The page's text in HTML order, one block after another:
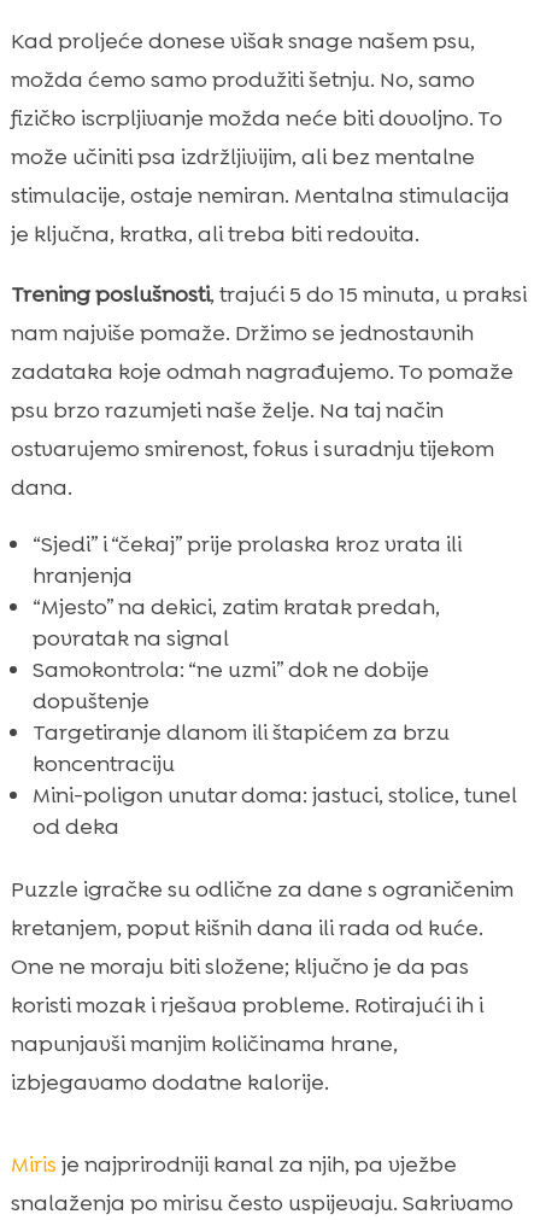
Kad proljeće donese višak snage našem psu,
možda ćemo samo produžiti šetnju. No, samo
fizičko iscrpljivanje možda neće biti dovoljno. To
može učiniti psa izdržljivijim, ali bez mentalne
stimulacije, ostaje nemiran. Mentalna stimulacija
je ključna, kratka, ali treba biti redovita.
Trening poslušnosti, trajući 5 do 15 minuta, u praksi
nam najviše pomaže. Držimo se jednostavnih
zadataka koje odmah nagrađujemo. To pomaže
psu brzo razumjeti naše želje. Na taj način
ostvarujemo smirenost, fokus i suradnju tijekom
dana.
“Sjedi” i “čekaj” prije prolaska kroz vrata ili
hranjenja
“Mjesto” na dekici, zatim kratak predah,
povratak na signal
Samokontrola: “ne uzmi” dok ne dobije
dopuštenje
Targetiranje dlanom ili štapićem za brzu
koncentraciju
Mini-poligon unutar doma: jastuci, stolice, tunel
od deka
Puzzle igračke su odlične za dane s ograničenim
kretanjem, poput kišnih dana ili rada od kuće.
One ne moraju biti složene; ključno je da pas
koristi mozak i rješava probleme. Rotirajući ih i
napunjavši manjim količinama hrane,
izbjegavamo dodatne kalorije.
Miris je najprirodniji kanal za njih, pa vježbe
snalaženja po mirisu često uspijevaju. Sakrivamo